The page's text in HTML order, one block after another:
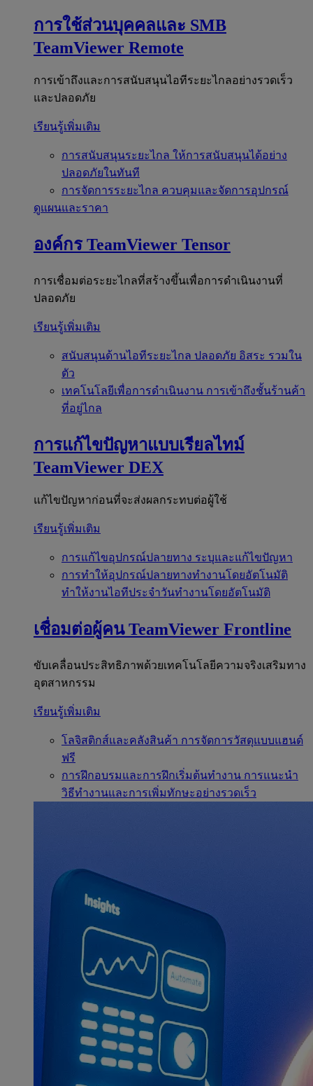
การใช้ส่วนบุคคลและ SMB
TeamViewer Remote
การเข้าถึงและการสนับสนุนไอทีระยะไกลอย่างรวดเร็ว
และปลอดภัย
เรียนรู้เพิ่มเติม
การสนับสนุนระยะไกล ให้การสนับสนุนได้อย่าง
ปลอดภัยในทันที
การจัดการระยะไกล ควบคุมและจัดการอุปกรณ์
ดูแผนและราคา
องค์กร TeamViewer Tensor
การเชื่อมต่อระยะไกลที่สร้างขึ้นเพื่อการดำเนินงานที่
ปลอดภัย
เรียนรู้เพิ่มเติม
สนับสนุนด้านไอทีระยะไกล ปลอดภัย อิสระ รวมใน
ตัว
เทคโนโลยีเพื่อการดำเนินงาน การเข้าถึงชั้นร้านค้า
ที่อยู่ไกล
การแก้ไขปัญหาแบบเรียลไทม์
TeamViewer DEX
แก้ไขปัญหาก่อนที่จะส่งผลกระทบต่อผู้ใช้
เรียนรู้เพิ่มเติม
การแก้ไขอุปกรณ์ปลายทาง ระบุและแก้ไขปัญหา
การทำให้อุปกรณ์ปลายทางทำงานโดยอัตโนมัติ
ทำให้งานไอทีประจำวันทำงานโดยอัตโนมัติ
เชื่อมต่อผู้คน TeamViewer Frontline
ขับเคลื่อนประสิทธิภาพด้วยเทคโนโลยีความจริงเสริมทาง
อุตสาหกรรม
เรียนรู้เพิ่มเติม
โลจิสติกส์และคลังสินค้า การจัดการวัสดุแบบแฮนด์
ฟรี
การฝึกอบรมและการฝึกเริ่มต้นทำงาน การแนะนำ
วิธีทำงานและการเพิ่มทักษะอย่างรวดเร็ว